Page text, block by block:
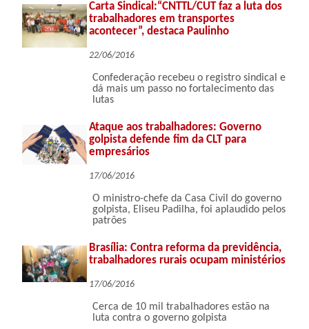
Carta Sindical:“CNTTL/CUT faz a luta dos
trabalhadores em transportes
acontecer”, destaca Paulinho
22/06/2016
Confederação recebeu o registro sindical e
dá mais um passo no fortalecimento das
lutas
Ataque aos trabalhadores: Governo
golpista defende fim da CLT para
empresários
17/06/2016
O ministro-chefe da Casa Civil do governo
golpista, Eliseu Padilha, foi aplaudido pelos
patrões
Brasília: Contra reforma da previdência,
trabalhadores rurais ocupam ministérios
17/06/2016
Cerca de 10 mil trabalhadores estão na
luta contra o governo golpista